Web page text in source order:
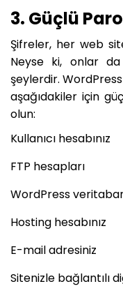
3. Güçlü
Şifreler, her web
Neyse ki, onlar
şeylerdir.
aşağıdakiler için
olun:
Kullanıcı hesabınız
FTP hesapları
WordPress
Hosting hesabınız
E-mail adresiniz
Sitenizle bağlantılı